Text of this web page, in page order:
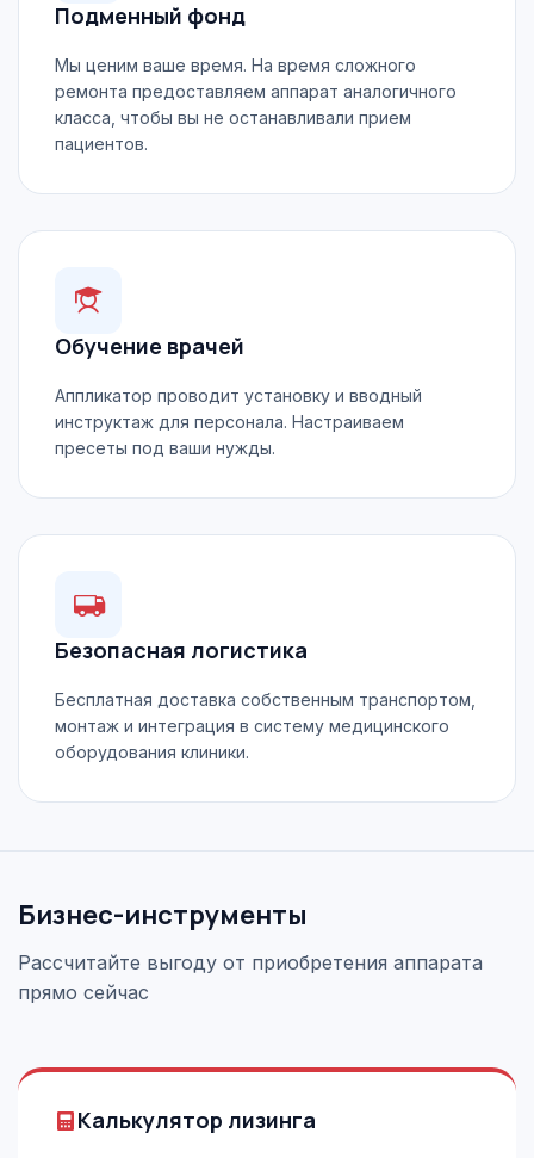
Подменный фонд
Мы ценим ваше время. На время сложного
ремонта предоставляем аппарат аналогичного
класса, чтобы вы не останавливали прием
пациентов.
Обучение врачей
Аппликатор проводит установку и вводный
инструктаж для персонала. Настраиваем
пресеты под ваши нужды.
Безопасная логистика
Бесплатная доставка собственным транспортом,
монтаж и интеграция в систему медицинского
оборудования клиники.
Бизнес-инструменты
Рассчитайте выгоду от приобретения аппарата
прямо сейчас
Калькулятор лизинга